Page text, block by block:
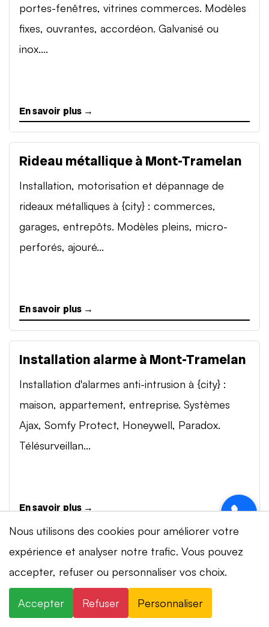
portes-fenêtres, vitrines commerces. Modèles
fixes, ouvrantes, accordéon. Galvanisé ou
inox....
En savoir plus →
Rideau métallique à Mont-Tramelan
Installation, motorisation et dépannage de
rideaux métalliques à {city} : commerces,
garages, entrepôts. Modèles pleins, micro-
perforés, ajouré...
En savoir plus →
Installation alarme à Mont-Tramelan
Installation d'alarmes anti-intrusion à {city} :
maison, appartement, entreprise. Systèmes
Ajax, Somfy Protect, Honeywell, Paradox.
Télésurveillan...
En savoir plus →
Vidéosurveillance à Mont-Tramelan
Installation de systèmes de vidéosurveillance à
{city} : caméras IP 4K, visionnage smartphone,
Nous utilisons des cookies pour améliorer votre
expérience et analyser notre trafic. Vous pouvez
accepter, refuser ou personnaliser vos choix.
Accepter Refuser Personnaliser
⚡ Intervention en 20 min· 24h/24 · 7j/7 ·
Devis gratuit
+41 78 319 32 82
WhatsApp